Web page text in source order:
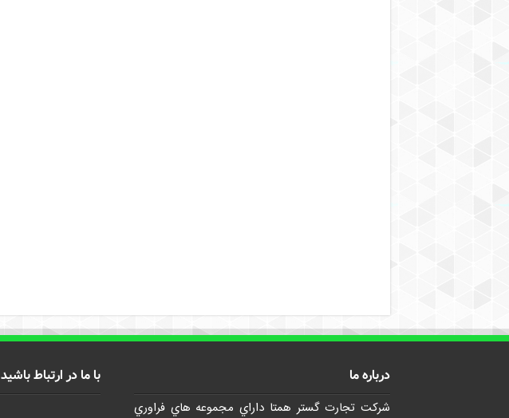
درباره ما
شرکت تجارت گستر همتا داراي مجموعه هاي فراوري
با ما در ارتباط باشید